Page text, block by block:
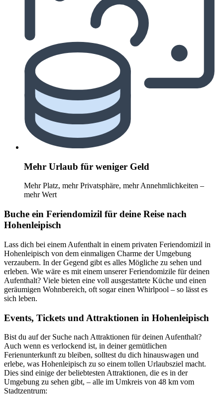
Mehr Urlaub für weniger Geld
Mehr Platz, mehr Privatsphäre, mehr Annehmlichkeiten –
mehr Wert
Buche ein Feriendomizil für deine Reise nach
Hohenleipisch
Lass dich bei einem Aufenthalt in einem privaten Feriendomizil in
Hohenleipisch von dem einmaligen Charme der Umgebung
verzaubern. In der Gegend gibt es alles Mögliche zu sehen und
erleben. Wie wäre es mit einem unserer Feriendomizile für deinen
Aufenthalt? Viele bieten eine voll ausgestattete Küche und einen
geräumigen Wohnbereich, oft sogar einen Whirlpool – so lässt es
sich leben.
Events, Tickets und Attraktionen in Hohenleipisch
Bist du auf der Suche nach Attraktionen für deinen Aufenthalt?
Auch wenn es verlockend ist, in deiner gemütlichen
Ferienunterkunft zu bleiben, solltest du dich hinauswagen und
erlebe, was Hohenleipisch zu so einem tollen Urlaubsziel macht.
Dies sind einige der beliebtesten Attraktionen, die es in der
Umgebung zu sehen gibt, – alle im Umkreis von 48 km vom
Stadtzentrum: